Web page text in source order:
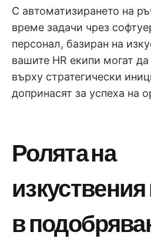
С автоматизирането на
време задачи чрез
персонал, базиран на
вашите HR екипи могат
върху стратегически
допринасят за успеха на
Ролята на
в